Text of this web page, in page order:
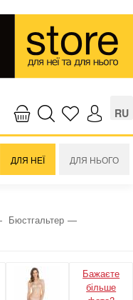
RU
ДЛЯ НЕЇ ДЛЯ НЬОГО
Бюстгальтер
Бажаєте
більше